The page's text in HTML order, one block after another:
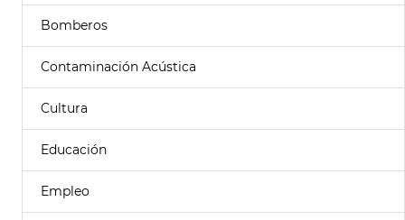
Bomberos
Contaminación Acústica
Cultura
Educación
Empleo